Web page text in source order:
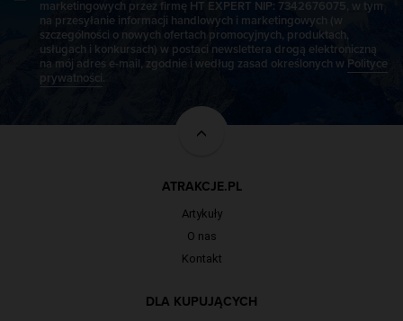
marketingowych przez firmę HT EXPERT NIP: 7342676075, w tym
na przesyłanie informacji handlowych i marketingowych (w
szczególności o nowych ofertach promocyjnych, produktach,
usługach i konkursach) w postaci newslettera drogą elektroniczną
na mój adres e-mail, zgodnie i według zasad określonych w Polityce
prywatności.
ATRAKCJE.PL
Artykuły
O nas
Kontakt
DLA KUPUJĄCYCH